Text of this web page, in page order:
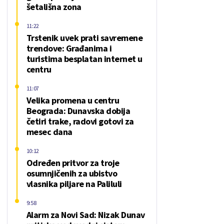
šetališna zona
Trstenik uvek prati savremene
trendove: Građanima i
turistima besplatan internet u
centru
11:22
Velika promena u centru
Beograda: Dunavska dobija
četiri trake, radovi gotovi za
mesec dana
11:07
Određen pritvor za troje
osumnjičenih za ubistvo
vlasnika piljare na Paliluli
10:12
Alarm za Novi Sad: Nizak Dunav
9:58